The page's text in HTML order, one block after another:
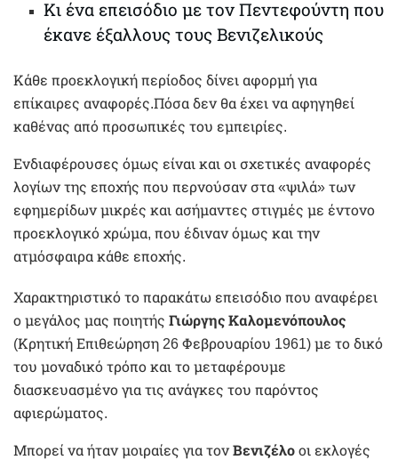
Κι ένα επεισόδιο με τον Πεντεφούντη που
έκανε έξαλλους τους Βενιζελικούς
Κάθε προεκλογική περίοδος δίνει αφορμή για
επίκαιρες αναφορές.Πόσα δεν θα έχει να αφηγηθεί
καθένας από προσωπικές του εμπειρίες.
Ενδιαφέρουσες όμως είναι και οι σχετικές αναφορές
λογίων της εποχής που περνούσαν στα «ψιλά» των
εφημερίδων μικρές και ασήμαντες στιγμές με έντονο
προεκλογικό χρώμα, που έδιναν όμως και την
ατμόσφαιρα κάθε εποχής.
Χαρακτηριστικό το παρακάτω επεισόδιο που αναφέρει
ο μεγάλος μας ποιητής Γιώργης Καλομενόπουλος
(Κρητική Επιθεώρηση 26 Φεβρουαρίου 1961) με το δικό
του μοναδικό τρόπο και το μεταφέρουμε
διασκευασμένο για τις ανάγκες του παρόντος
αφιερώματος.
Μπορεί να ήταν μοιραίες για τον Βενιζέλο οι εκλογές